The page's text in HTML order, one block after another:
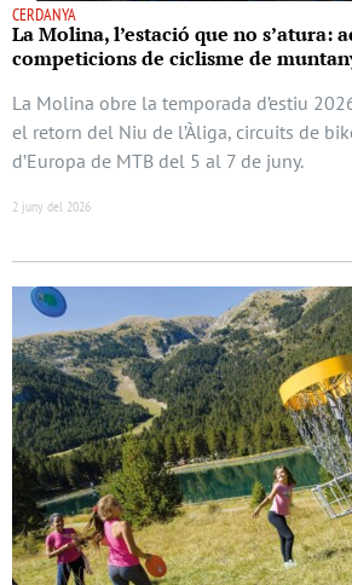
CERDANYA
La Molina, l’estació que no s’atura:
competicions de ciclisme de
La Molina obre la temporada d’estiu
el retorn del Niu de l’Àliga, circuits de
d’Europa de MTB del 5 al 7 de juny.
2 juny del 2026